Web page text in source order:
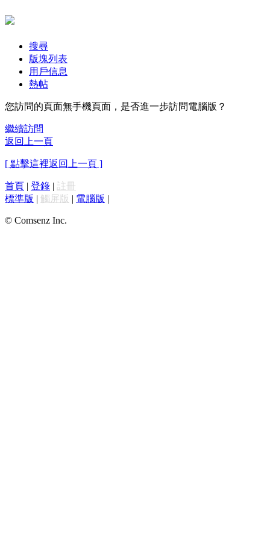
搜尋
版塊列表
用戶信息
熱帖
您訪問的頁面無手機頁面，是否進一步訪問電腦版？
繼續訪問
返回上一頁
[ 點擊這裡返回上一頁 ]
首頁 | 登錄 | 註冊
標準版 | 觸屏版 | 電腦版 |
© Comsenz Inc.